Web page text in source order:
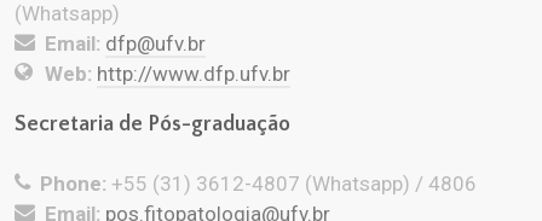
(Whatsapp)
Email: dfp@ufv.br
Web: http://www.dfp.ufv.br
Secretaria de Pós-graduação
Phone: +55 (31) 3612-4807 (Whatsapp) / 4806
Email: pos.fitopatologia@ufv.br